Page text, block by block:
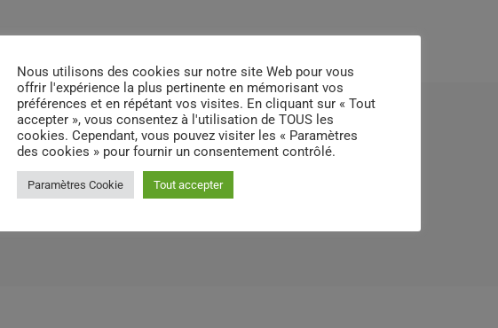
Nous utilisons des cookies sur notre site Web pour vous
offrir l'expérience la plus pertinente en mémorisant vos
préférences et en répétant vos visites. En cliquant sur « Tout
accepter », vous consentez à l'utilisation de TOUS les
cookies. Cependant, vous pouvez visiter les « Paramètres
des cookies » pour fournir un consentement contrôlé.
Paramètres Cookie Tout accepter